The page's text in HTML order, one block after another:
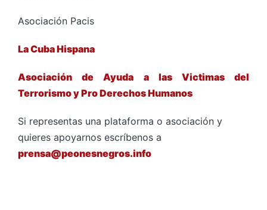
Asociación Pacis
La Cuba Hispana
Asociación de Ayuda a las Victimas del
Terrorismo y Pro Derechos Humanos
Si representas una plataforma o asociación y
quieres apoyarnos escríbenos a
prensa@peonesnegros.info